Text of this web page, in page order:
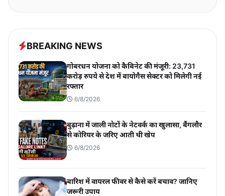
BREAKING NEWS
गोबरधन योजना को कैबिनेट की मंजूरी: 23,731
करोड़ रुपये से देश में बायोगैस सेक्टर को मिलेगी नई
रफ्तार
6/8/2026
बुढ़ाना में जाली नोटों के नेटवर्क का खुलासा, बैंगलौर
से कोरियर के जरिए आती थी खेप
6/8/2026
बारिश में वायरल फीवर से कैसे करें बचाव? जानिए
जरूरी उपाय